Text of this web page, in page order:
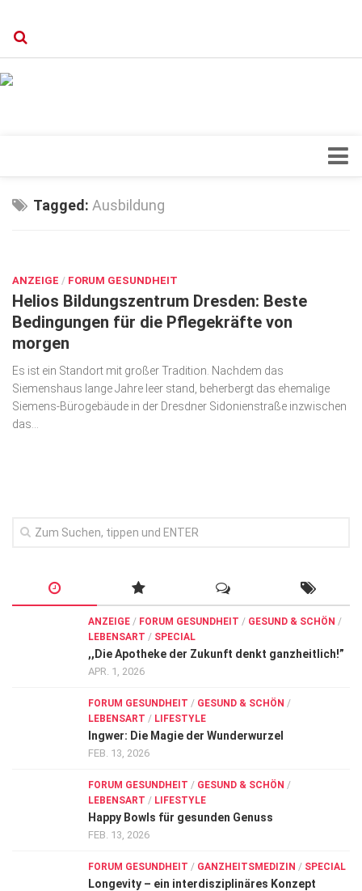
Orthopädie
Schönheit & Wohlbefinden
Special
Wirtschaft, Recht, Finanzen
Zahn, Mund, Kiefer
Forum Gesundheit
Hören
Lebensart
Tagged: Ausbildung
ANZEIGE / FORUM GESUNDHEIT
Helios Bildungszentrum Dresden: Beste
Bedingungen für die Pflegekräfte von
morgen
Es ist ein Standort mit großer Tradition. Nachdem das
Siemenshaus lange Jahre leer stand, beherbergt das ehemalige
Siemens-Bürogebäude in der Dresd­ner Sidonienstraße inzwischen
das...
ANZEIGE / FORUM GESUNDHEIT / GESUND & SCHÖN /
LEBENSART / SPECIAL
,,Die Apotheke der Zukunft denkt ganzheitlich!”
APR. 1, 2026
FORUM GESUNDHEIT / GESUND & SCHÖN /
LEBENSART / LIFESTYLE
Ingwer: Die Magie der Wunderwurzel
FEB. 13, 2026
FORUM GESUNDHEIT / GESUND & SCHÖN /
LEBENSART / LIFESTYLE
Happy Bowls für gesunden Genuss
FEB. 13, 2026
FORUM GESUNDHEIT / GANZHEITSMEDIZIN / SPECIAL
Longevity – ein interdisziplinäres Konzept